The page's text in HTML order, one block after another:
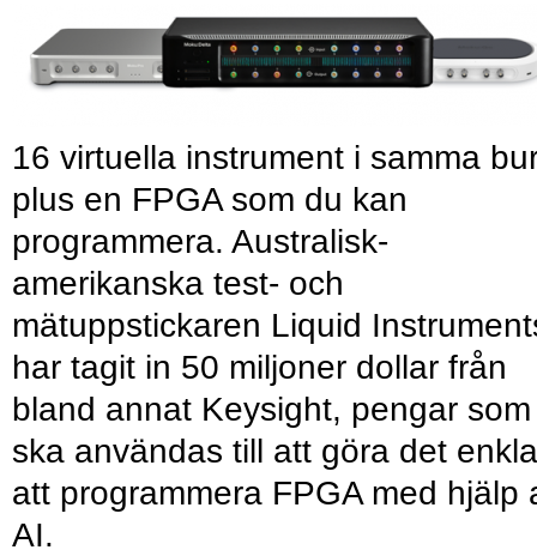
16 virtuella instrument i samma
plus en FPGA som du kan
programmera. Australisk-
amerikanska test- och
mätuppstickaren Liquid
har tagit in 50 miljoner dollar från
bland annat Keysight, pengar som
ska användas till att göra det
att programmera FPGA med hjälp
AI.